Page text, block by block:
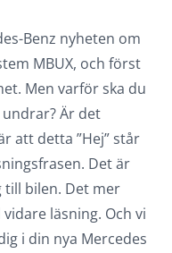
Benz nyheten om
MBUX, och först
Men varför ska du
undrar? Är det
att detta ”Hej” står
Det är
bilen. Det mer
läsning. Och vi
i din nya Mercedes